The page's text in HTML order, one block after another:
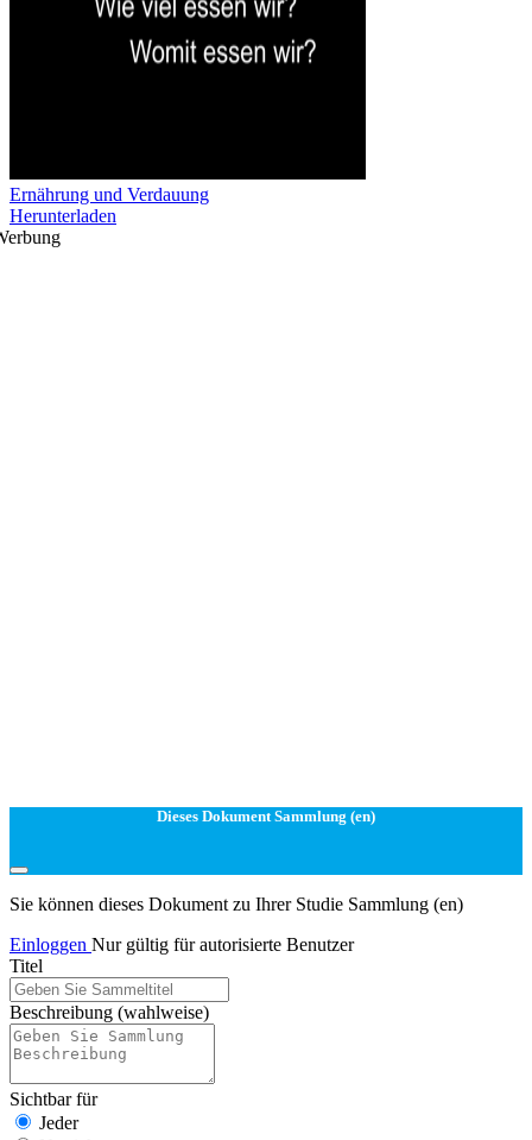
Ernährung und Verdauung
Herunterladen
Dieses Dokument Sammlung (en)
Sie können dieses Dokument zu Ihrer Studie Sammlung (en)
Einloggen Nur gültig für autorisierte Benutzer
Titel
Beschreibung (wahlweise)
Sichtbar für
Jeder